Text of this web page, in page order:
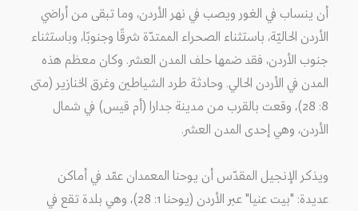
أن ينساب في الغور ويصب في نهر الأردن، وما تبقى من أراضي
الأردن الحاليّة، باستثناء الصحراء الممتدّة شرقًا وجنوبًا، وباستثناء
جنوب الأردن، فقد ضمها حلف المدن العشر. وكان معظم هذه
المدن في الأردن الحالي. وحادثة طرد الشياطين وغرق الخنازير (متى
8: 28)، وقعت بالقرب من مدينة جدارا (أم قيس) في شمال
الأردن، وهي إحدى المدن العشر.
ويذكر الإنجيل المقدّس أن يوحنا المعمدان عمّد في أماكن
عديدة: "بيت عنيا" عبر الأردن (يوحنا 1: 28)، وهي بلدة تقع في